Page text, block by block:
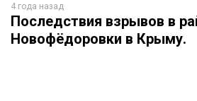
4 года назад
Последствия взрывов в
Новофёдоровки в Крыму.